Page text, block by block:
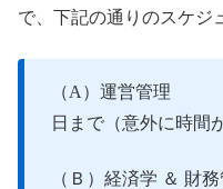
で、下記の通りのスケジ
（A）運
日まで（意外に時間
（Ｂ）経済学